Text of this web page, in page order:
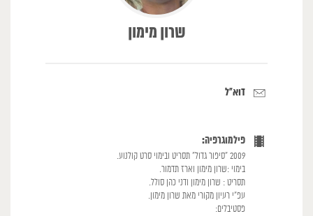
שרון מימון
דוא"ל
פילמוגרפיה:
2009 "סיפור גדול" תסריט ובימוי סרט קולנוע.
בימוי :שרון מימון וארז תדמור.
תסריט : שרון מימון ודני כהן סולל.
עפ"י רעיון מקורי מאת שרון מימון.
פסטיבלים: